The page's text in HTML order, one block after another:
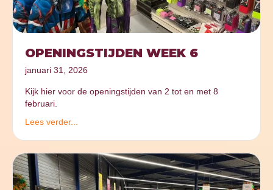
OPENINGSTIJDEN WEEK 6
januari 31, 2026
Kijk hier voor de openingstijden van 2 tot en met 8
februari.
Lees verder...